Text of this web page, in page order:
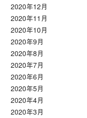
2020年12月
2020年11月
2020年10月
2020年9月
2020年8月
2020年7月
2020年6月
2020年5月
2020年4月
2020年3月